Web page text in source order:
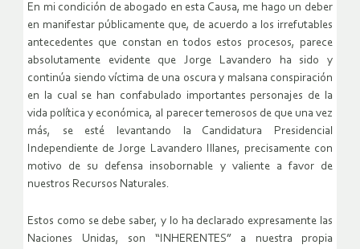
En mi condición de abogado en esta Causa, me hago un deber
en manifestar públicamente que, de acuerdo a los irrefutables
antecedentes que constan en todos estos procesos, parece
absolutamente evidente que Jorge Lavandero ha sido y
continúa siendo víctima de una oscura y malsana conspiración
en la cual se han confabulado importantes personajes de la
vida política y económica, al parecer temerosos de que una vez
más, se esté levantando la Candidatura Presidencial
Independiente de Jorge Lavandero Illanes, precisamente con
motivo de su defensa insobornable y valiente a favor de
nuestros Recursos Naturales.
Estos como se debe saber, y lo ha declarado expresamente las
Naciones Unidas, son “INHERENTES” a nuestra propia